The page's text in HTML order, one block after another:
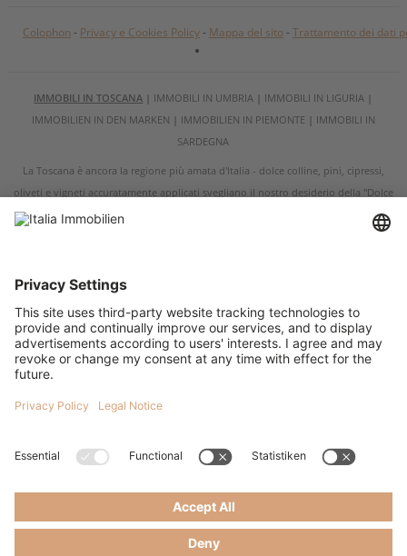
Colophon - Privacy e Cookies Policy- Mappa del sito- Trattamento dei dati
IMMOBILI IN TOSCANA | IMMOBILI IN UMBRIA | IMMOBILI IN LIGURIA |
IMMOBILIEN IN DEN MARKEN | IMMOBILIEN IN PIEMONTE | IMMOBILI IN
SARDEGNA
La Toscana è ancora la regione più amata d'Italia - dolce colline, pini, cipressi,
oliveti e vigneti accuratamente applicati svegliano il nostro desiderio della "Dolce
Vita" nel "Bel Paese" in particolare nella Toscana. Siamo il vostro specialista
immobiliare per immobili in Italia, con il focus sugli immobili in Toscana ed
ancora da ristrutturare, una villa storica o un appartamento – Noi siamo il vostro
Immobilien disporre di offerte immobiliari nelle città più importante della Toscana,
tra cui Arezzo, Grosseto, Livorno, Pistoia, Prato, così come nelle città culturale della
Toscana come Siena, Firenze, Pisa e Lucca. I più belli casali in Toscana troverete nel
Chianti e la Maremma. Qualunque immobile in Toscana stiate cercando, vi
al lago, appartamenti, case di nuova costruzione ed investimenti in Toscana. La
in Toscana.